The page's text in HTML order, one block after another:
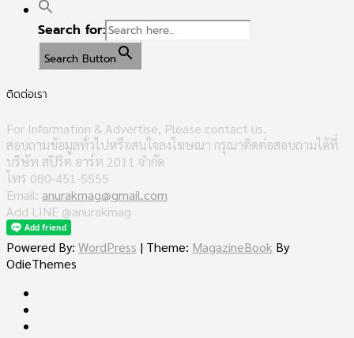
Search for:
Search Button
ติดต่อเรา
For Information & Advertise, Please contact us.
สอบถามข้อมูลทั่วไปหรือสนใจลงโฆษณา กรุณาติดต่อสอบถามได้ที่
บริษัท สปิริต อาร์ท 2011 จำกัด
โทร 080-451-5555
Email: anurakmag@gmail.com
Add LINE @anurakmag
Powered By: WordPress | Theme: MagazineBook By
OdieThemes